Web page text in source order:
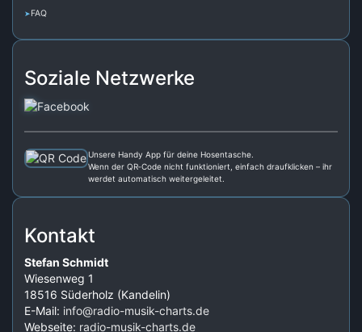
FAQ
Soziale Netzwerke
Unsere Handy App für deine Hosentasche.
Wenn der QR‑Code nicht funktioniert, einfach draufklicken – ihr
werdet automatisch weitergeleitet.
Kontakt
Stefan Schmidt
Wiesenweg 1
18516 Süderholz (Kandelin)
E-Mail: info@radio-musik-charts.de
Webseite: radio-musik-charts.de